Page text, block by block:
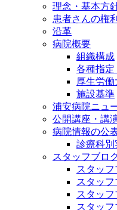
理念・基本方
患者さんの権
沿革
病院概要
組織構成
各種指定
厚生労
施設基準
浦安病院ニュ
公開講座・講
病院情報の公
診療科別
スタッフブロ
スタッフ
スタッフ
スタッフ
スタッフ